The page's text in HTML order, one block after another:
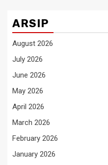
ARSIP
August 2026
July 2026
June 2026
May 2026
April 2026
March 2026
February 2026
January 2026